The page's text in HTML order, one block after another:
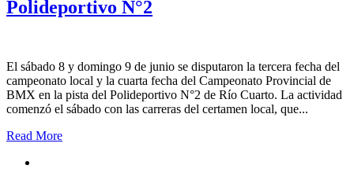
Polideportivo N°2
El sábado 8 y domingo 9 de junio se disputaron la tercera fecha del
campeonato local y la cuarta fecha del Campeonato Provincial de
BMX en la pista del Polideportivo N°2 de Río Cuarto. La actividad
comenzó el sábado con las carreras del certamen local, que...
Read More